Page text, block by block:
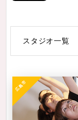
スタジオ一覧